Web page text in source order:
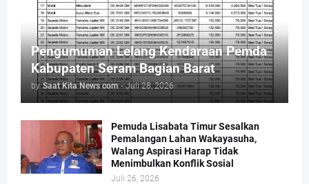
Pengumuman Lelang Kendaraan Pemda
Kabupaten Seram Bagian Barat
by Saat Kita News com - Juli 28, 2026
Pemuda Lisabata Timur Sesalkan
Pemalangan Lahan Wakayasuha,
Walang Aspirasi Harap Tidak
Menimbulkan Konflik Sosial
Juli 26, 2026